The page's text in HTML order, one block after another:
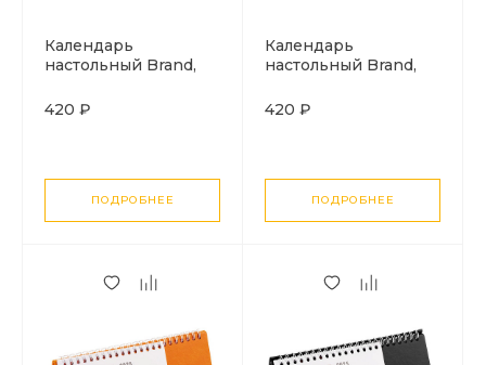
Календарь
настольный Brand,
420 ₽
ПОДРОБНЕЕ
Календарь
настольный Brand,
420 ₽
ПОДРОБНЕЕ